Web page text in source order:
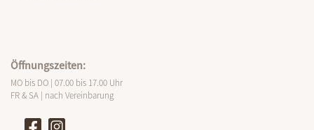
Öffnungszeiten:
MO bis DO | 07.00 bis 17.00 Uhr
FR & SA | nach Vereinbarung